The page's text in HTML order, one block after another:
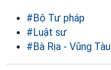
#Bộ Tư pháp
#Luật sư
#Bà Rịa - Vũng Tàu